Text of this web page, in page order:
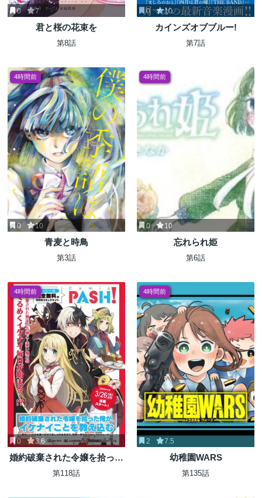
0 7
君と桜の花束を
第8話
0 10
カインズオブブルー!
第7話
4時間前
0 10
青麦と時鳥
第3話
4時間前
0 10
忘れられ姫
第6話
4時間前
0 3.6
婚約破棄された令嬢を拾った
俺が、イケナイことを教え込
第118話
4時間前
2 7.5
幼稚園WARS
第135話